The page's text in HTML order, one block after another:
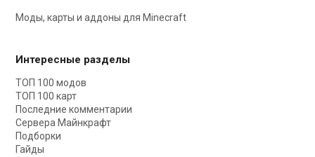
Моды, карты и аддоны для Minecraft
Интересные разделы
ТОП 100 модов
ТОП 100 карт
Последние комментарии
Сервера Майнкрафт
Подборки
Гайды